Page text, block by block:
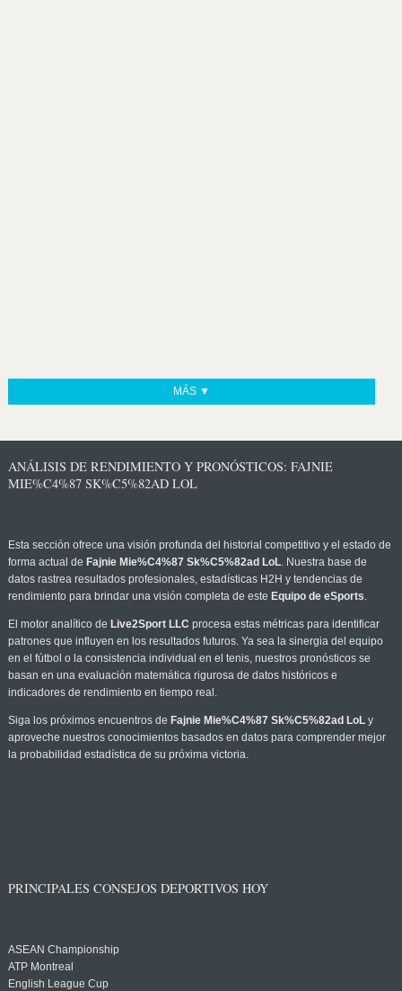
MÁS ▼
ANÁLISIS DE RENDIMIENTO Y PRONÓSTICOS: FAJNIE
MIE%C4%87 SK%C5%82AD LOL
Esta sección ofrece una visión profunda del historial competitivo y el estado de
forma actual de Fajnie Mie%C4%87 Sk%C5%82ad LoL. Nuestra base de
datos rastrea resultados profesionales, estadísticas H2H y tendencias de
rendimiento para brindar una visión completa de este Equipo de eSports.
El motor analítico de Live2Sport LLC procesa estas métricas para identificar
patrones que influyen en los resultados futuros. Ya sea la sinergia del equipo
en el fútbol o la consistencia individual en el tenis, nuestros pronósticos se
basan en una evaluación matemática rigurosa de datos históricos e
indicadores de rendimiento en tiempo real.
Siga los próximos encuentros de Fajnie Mie%C4%87 Sk%C5%82ad LoLy
aproveche nuestros conocimientos basados en datos para comprender mejor
la probabilidad estadística de su próxima victoria.
PRINCIPALES CONSEJOS DEPORTIVOS HOY
ASEAN Championship
ATP Montreal
English League Cup